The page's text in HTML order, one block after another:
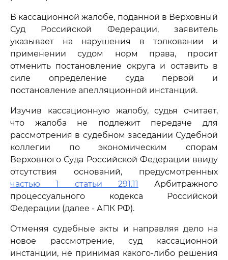
В кассационной жалобе, поданной в Верховный
Суд Российской Федерации, заявитель
указывает на нарушения в толковании и
применении судом норм права, просит
отменить постановление округа и оставить в
силе определение суда первой и
постановление апелляционной инстанций.
Изучив кассационную жалобу, судья считает,
что жалоба не подлежит передаче для
рассмотрения в судебном заседании Судебной
коллегии по экономическим спорам
Верховного Суда Российской Федерации ввиду
отсутствия оснований, предусмотренных
частью 1 статьи 291.11
Арбитражного
процессуального кодекса Российской
Федерации (далее - АПК РФ).
Отменяя судебные акты и направляя дело на
новое рассмотрение, суд кассационной
инстанции, не принимая какого-либо решения